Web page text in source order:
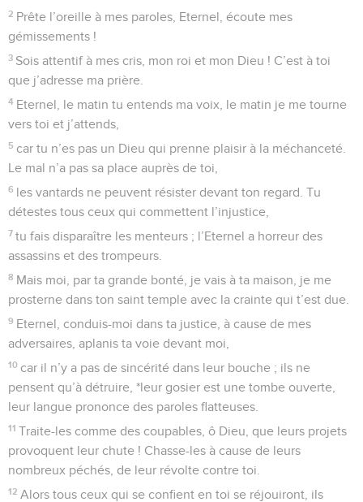
2 Prête l’oreille à mes paroles, Eternel, écoute mes
gémissements !
3 Sois attentif à mes cris, mon roi et mon Dieu ! C’est à toi
que j’adresse ma prière.
4 Eternel, le matin tu entends ma voix, le matin je me tourne
vers toi et j’attends,
5 car tu n’es pas un Dieu qui prenne plaisir à la méchanceté.
Le mal n’a pas sa place auprès de toi,
6 les vantards ne peuvent résister devant ton regard. Tu
détestes tous ceux qui commettent l’injustice,
7 tu fais disparaître les menteurs ; l’Eternel a horreur des
assassins et des trompeurs.
8 Mais moi, par ta grande bonté, je vais à ta maison, je me
prosterne dans ton saint temple avec la crainte qui t’est due.
9 Eternel, conduis-moi dans ta justice, à cause de mes
adversaires, aplanis ta voie devant moi,
10 car il n’y a pas de sincérité dans leur bouche ; ils ne
pensent qu’à détruire, *leur gosier est une tombe ouverte,
leur langue prononce des paroles flatteuses.
11 Traite-les comme des coupables, ô Dieu, que leurs projets
provoquent leur chute ! Chasse-les à cause de leurs
nombreux péchés, de leur révolte contre toi.
12 Alors tous ceux qui se confient en toi se réjouiront, ils